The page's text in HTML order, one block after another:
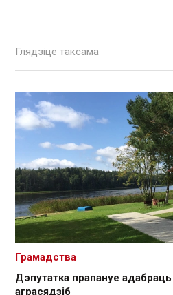
Глядзіце таксама
Дэпутатка прапануе
аграсядзіб
Грамадства